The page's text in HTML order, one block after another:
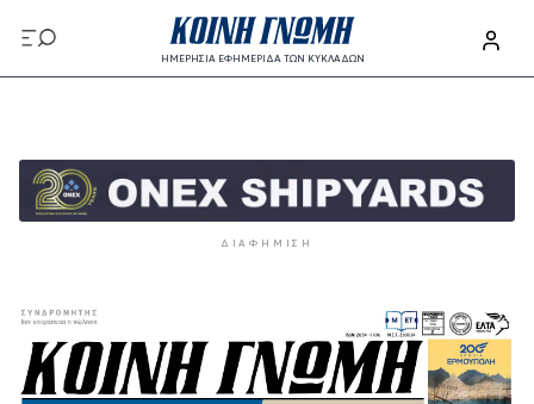
Παράκαμψη προς το κυρίως περιεχόμενο
ΗΜΕΡΗΣΙΑ ΕΦΗΜΕΡΙΔΑ ΤΩΝ ΚΥΚΛΑΔΩΝ
ΔΙΑΦΉΜΙΣΗ